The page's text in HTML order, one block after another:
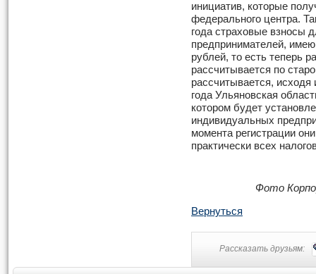
инициатив, которые
федерального центра.
года страховые взносы
предпринимателей,
рублей, то есть теперь
рассчитывается по
рассчитывается,
года Ульяновская
котором будет
индивидуальных
момента регистрации
практически всех
Фото
Вернуться
Рассказать друзьям: